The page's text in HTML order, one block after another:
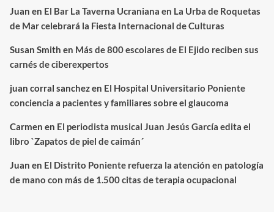
Juan en El Bar La Taverna Ucraniana en La Urba de Roquetas
de Mar celebrará la Fiesta Internacional de Culturas
Susan Smith en Más de 800 escolares de El Ejido reciben sus
carnés de ciberexpertos
juan corral sanchezen El Hospital Universitario Poniente
conciencia a pacientes y familiares sobre el glaucoma
Carmen en El periodista musical Juan Jesús García edita el
libro `Zapatos de piel de caimán´
Juan en El Distrito Poniente refuerza la atención en patología
de mano con más de 1.500 citas de terapia ocupacional